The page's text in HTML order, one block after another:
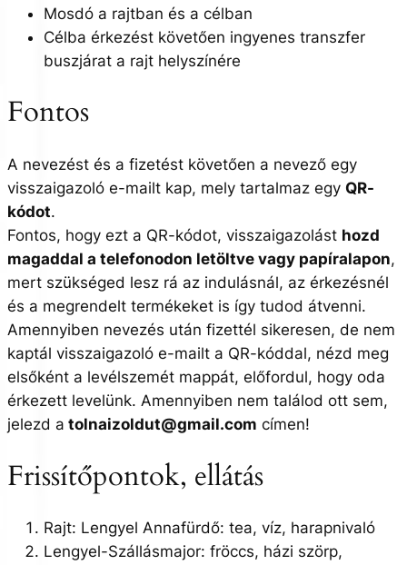
Mosdó a rajtban és a célban
Célba érkezést követően ingyenes transzfer
buszjárat a rajt helyszínére
Fontos
A nevezést és a fizetést követően a nevező egy
visszaigazoló e-mailt kap, mely tartalmaz egy QR-
kódot.
Fontos, hogy ezt a QR-kódot, visszaigazolást hozd
magaddal a telefonodon letöltve vagy papíralapon,
mert szükséged lesz rá az indulásnál, az érkezésnél
és a megrendelt termékeket is így tudod átvenni.
Amennyiben nevezés után fizettél sikeresen, de nem
kaptál visszaigazoló e-mailt a QR-kóddal, nézd meg
elsőként a levélszemét mappát, előfordul, hogy oda
érkezett levelünk. Amennyiben nem találod ott sem,
jelezd a tolnaizoldut@gmail.com címen!
Frissítőpontok, ellátás
Rajt: Lengyel Annafürdő: tea, víz, harapnivaló
Lengyel-Szállásmajor: fröccs, házi szörp,